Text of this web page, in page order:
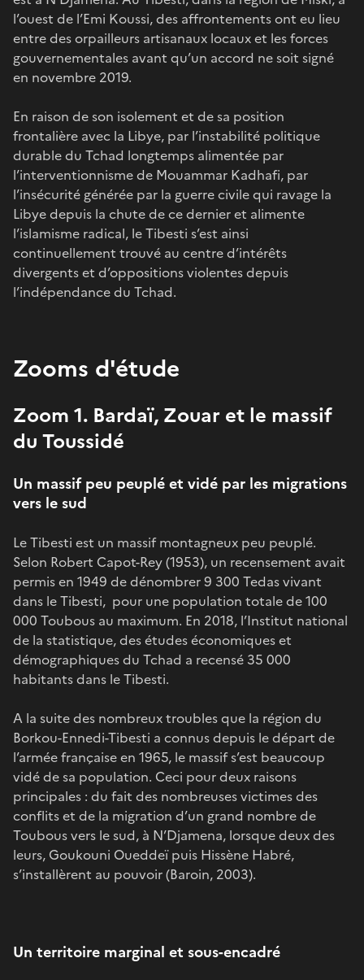
l’ouest de l’Emi Koussi, des affrontements ont eu lieu
entre des orpailleurs artisanaux locaux et les forces
gouvernementales avant qu’un accord ne soit signé
en novembre 2019.
En raison de son isolement et de sa position
frontalière avec la Libye, par l’instabilité politique
durable du Tchad longtemps alimentée par
l’interventionnisme de Mouammar Kadhafi, par
l’insécurité générée par la guerre civile qui ravage la
Libye depuis la chute de ce dernier et alimente
l’islamisme radical, le Tibesti s’est ainsi
continuellement trouvé au centre d’intérêts
divergents et d’oppositions violentes depuis
l’indépendance du Tchad.
Zooms d'étude
Zoom 1. Bardaï, Zouar et le massif
du Toussidé
Un massif peu peuplé et vidé par les migrations
vers le sud
Le Tibesti est un massif montagneux peu peuplé.
Selon Robert Capot-Rey (1953), un recensement avait
permis en 1949 de dénombrer 9 300 Tedas vivant
dans le Tibesti, pour une population totale de 100
000 Toubous au maximum. En 2018, l’Institut national
de la statistique, des études économiques et
démographiques du Tchad a recensé 35 000
habitants dans le Tibesti.
A la suite des nombreux troubles que la région du
Borkou-Ennedi-Tibesti a connus depuis le départ de
l’armée française en 1965, le massif s’est beaucoup
vidé de sa population. Ceci pour deux raisons
principales : du fait des nombreuses victimes des
conflits et de la migration d’un grand nombre de
Toubous vers le sud, à N’Djamena, lorsque deux des
leurs, Goukouni Oueddeï puis Hissène Habré,
s’installèrent au pouvoir (Baroin, 2003).
Un territoire marginal et sous-encadré